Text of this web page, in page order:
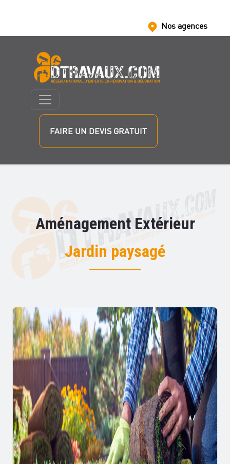
Nos agences
Nous rejoindre
Nos partenaires
FAIRE UN DEVIS GRATUIT
Aménagement Extérieur
Jardin paysagé